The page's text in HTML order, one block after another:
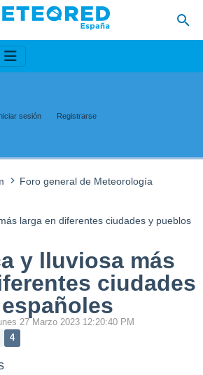
sesión Registrarse
Foro general de Meteorología
larga en diferentes ciudades y pueblos
y lluviosa más
ciudades
27 Marzo 2023 12:20:40 PM
4